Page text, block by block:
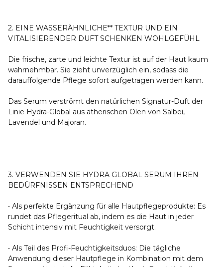
2. EINE WASSERÄHNLICHE** TEXTUR UND EIN
VITALISIERENDER DUFT SCHENKEN WOHLGEFÜHL
Die frische, zarte und leichte Textur ist auf der Haut kaum
wahrnehmbar. Sie zieht unverzüglich ein, sodass die
darauffolgende Pflege sofort aufgetragen werden kann.
Das Serum verströmt den natürlichen Signatur-Duft der
Linie Hydra-Global aus ätherischen Ölen von Salbei,
Lavendel und Majoran.
3. VERWENDEN SIE HYDRA GLOBAL SERUM IHREN
BEDÜRFNISSEN ENTSPRECHEND
• Als perfekte Ergänzung für alle Hautpflegeprodukte: Es
rundet das Pflegeritual ab, indem es die Haut in jeder
Schicht intensiv mit Feuchtigkeit versorgt.
• Als Teil des Profi-Feuchtigkeitsduos: Die tägliche
Anwendung dieser Hautpflege in Kombination mit dem